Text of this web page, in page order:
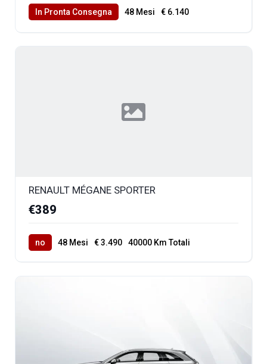
In Pronta Consegna 48 Mesi
€ 6.140
RENAULT MÉGANE SPORTER
€389
no 48 Mesi € 3.490 40000 Km Totali